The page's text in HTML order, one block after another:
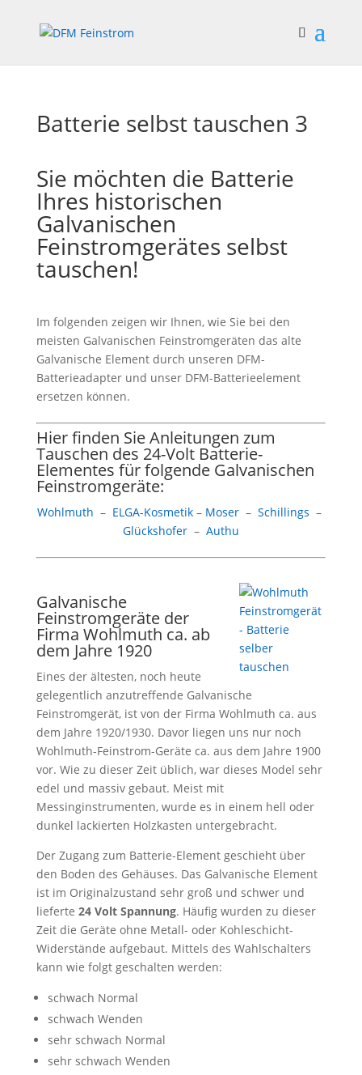
Batterie selbst tauschen 3
Sie möchten die Batterie
Ihres historischen
Galvanischen
Feinstromgerätes selbst
tauschen!
Im folgenden zeigen wir Ihnen, wie Sie bei den
meisten Galvanischen Feinstromgeräten das alte
Galvanische Element durch unseren DFM-
Batterieadapter und unser DFM-Batterieelement
ersetzen können.
Hier finden Sie Anleitungen zum
Tauschen des 24-Volt Batterie-
Elementes für folgende Galvanischen
Feinstromgeräte:
Wohlmuth – ELGA-Kosmetik– Moser– Schillings –
Glückshofer– Authu
Galvanische
Feinstromgeräte der
Firma Wohlmuth ca. ab
dem Jahre 1920
Eines der ältesten, noch heute
gelegentlich anzutreffende Galvanische
Feinstromgerät, ist von der Firma Wohlmuth ca. aus
dem Jahre 1920/1930. Davor liegen uns nur noch
Wohlmuth-Feinstrom-Geräte ca. aus dem Jahre 1900
vor. Wie zu dieser Zeit üblich, war dieses Model sehr
edel und massiv gebaut. Meist mit
Messinginstrumenten, wurde es in einem hell oder
dunkel lackierten Holzkasten untergebracht.
Der Zugang zum Batterie-Element geschieht über
den Boden des Gehäuses. Das Galvanische Element
ist im Originalzustand sehr groß und schwer und
lieferte 24 Volt Spannung. Häufig wurden zu dieser
Zeit die Geräte ohne Metall- oder Kohleschicht-
Widerstände aufgebaut. Mittels des Wahlschalters
kann wie folgt geschalten werden:
schwach Normal
schwach Wenden
sehr schwach Normal
sehr schwach Wenden